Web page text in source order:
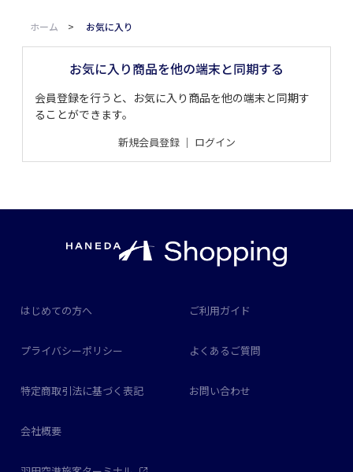
ホーム > お気に入り
お気に入り商品を他の端末と同期する
会員登録を行うと、お気に入り商品を他の端末と同期す
ることができます。
新規会員登録｜ ログイン
はじめての方へ ご利用ガイド
プライバシーポリシー よくあるご質問
特定商取引法に基づく表記 お問い合わせ
会社概要